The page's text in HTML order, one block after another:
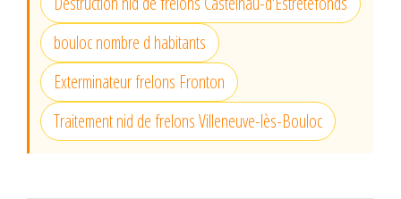
bouloc nombre d habitants
Exterminateur frelons Fronton
Traitement nid de frelons Villeneuve-lès-Bouloc